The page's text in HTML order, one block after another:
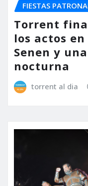
FIESTAS
Torrent
los actos
Senen y
nocturna
torrent al dia